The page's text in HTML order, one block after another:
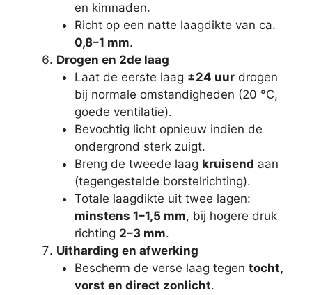
en kimnaden.
Richt op een natte laagdikte van ca.
0,8–1 mm.
Drogen en 2de laag
Laat de eerste laag ±24 uurdrogen
bij normale omstandigheden (20 °C,
goede ventilatie).
Bevochtig licht opnieuw indien de
ondergrond sterk zuigt.
Breng de tweede laag kruisend aan
(tegengestelde borstelrichting).
Totale laagdikte uit twee lagen:
minstens 1–1,5 mm, bij hogere druk
richting 2–3 mm.
Uitharding en afwerking
Bescherm de verse laag tegen tocht,
vorst en direct zonlicht.